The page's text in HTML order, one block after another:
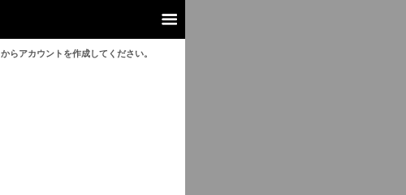
からアカウントを作成してください。